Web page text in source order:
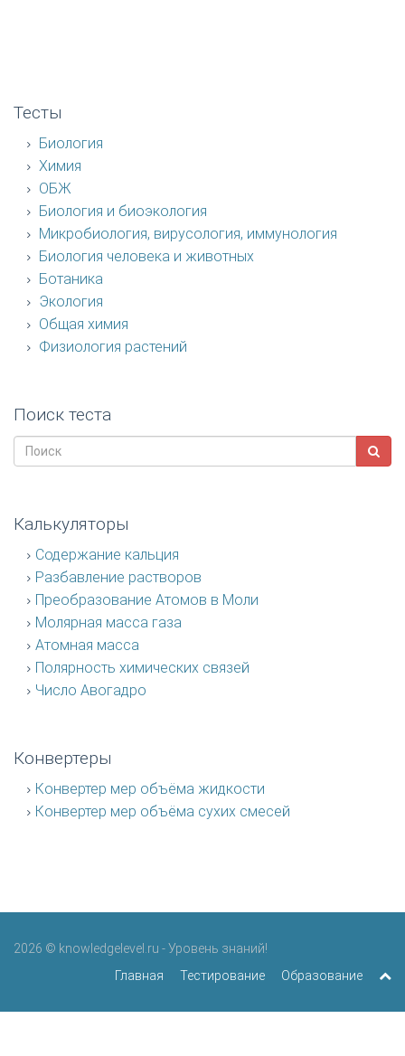
Тесты
Биология
Химия
ОБЖ
Биология и биоэкология
Микробиология, вирусология, иммунология
Биология человека и животных
Ботаника
Экология
Общая химия
Физиология растений
Поиск теста
Калькуляторы
Содержание кальция
Разбавление растворов
Преобразование Атомов в Моли
Молярная масса газа
Атомная масса
Полярность химических связей
Число Авогадро
Конвертеры
Конвертер мер объёма жидкости
Конвертер мер объёма сухих смесей
2026 © knowledgelevel.ru - Уровень знаний!
Главная
Тестирование Образование